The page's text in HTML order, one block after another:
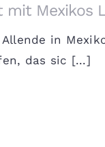
mit Mexikos
in
das sic [...]